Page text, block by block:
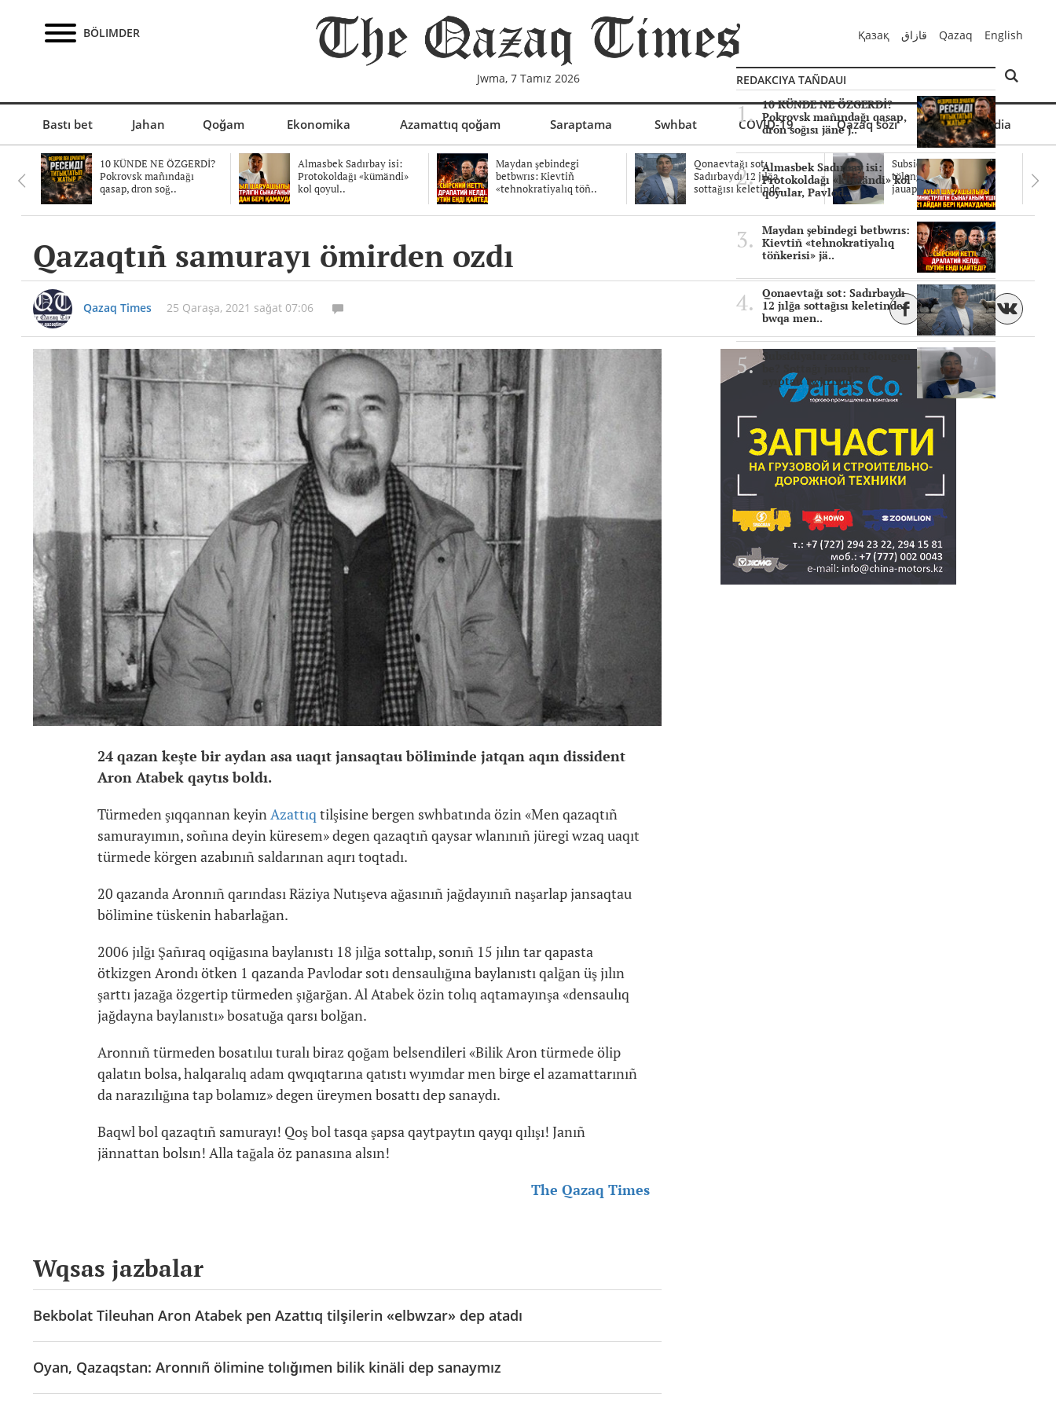
BÖLIMDER
Jwma, 7 Tamız 2026
Қазақ قازاق Qazaq English
Bastı bet Jahan Qoğam Ekonomika Azamattıq qoğam Saraptama Swhbat COVID-19 Qazaq sözi Mul'timedia
10 KÜNDE NE ÖZGERDİ?
Pokrovsk mañındağı
qasap, dron soğ..
Almasbek Sadırbay isi:
Protokoldağı «kümändi»
kol qoyul..
Maydan şebindegi
betbwrıs: Kievtiñ
«tehnokratiyalıq töñ..
Qonaevtağı sot:
Sadırbaydı 12 jılğa
sottağısı keletinde..
Subsidiyalar zañdı
tölengen be? Sottağı
jauaptar ayıpta..
Qazaqtıñ samurayı ömirden ozdı
Qazaq Times 25 Qaraşa, 2021 sağat 07:06
24 qazan keşte bir aydan asa uaqıt jansaqtau böliminde jatqan aqın dissident
Aron Atabek qaytıs boldı.
Türmeden şıqqannan keyinAzattıq tilşisine bergen swhbatında özin «Men qazaqtıñ
samurayımın, soñına deyin küresem» degen qazaqtıñ qaysar wlanınıñ jüregi wzaq uaqıt
türmede körgen azabınıñ saldarınan aqırı toqtadı.
20 qazanda Aronnıñ qarındası Räziya Nutışeva ağasınıñ jağdayınıñ naşarlap jansaqtau
bölimine tüskenin habarlağan.
2006 jılğı Şañıraq oqiğasına baylanıstı 18 jılğa sottalıp, sonıñ 15 jılın tar qapasta
ötkizgen Arondı ötken 1 qazanda Pavlodar sotı densaulığına baylanıstı qalğan üş jılın
şarttı jazağa özgertip türmeden şığarğan. Al Atabek özin tolıq aqtamayınşa «densaulıq
jağdayna baylanıstı» bosatuğa qarsı bolğan.
Aronnıñ türmeden bosatıluı turalı biraz qoğam belsendileri «Bilik Aron türmede ölip
qalatın bolsa, halqaralıq adam qwqıqtarına qatıstı wyımdar men birge el azamattarınıñ
da narazılığına tap bolamız» degen üreymen bosattı dep sanaydı.
Baqwl bol qazaqtıñ samurayı! Qoş bol tasqa şapsa qaytpaytın qayqı qılışı! Janıñ
jännattan bolsın! Alla tağala öz panasına alsın!
The Qazaq Times
Wqsas jazbalar
Bekbolat Tileuhan Aron Atabek pen Azattıq tilşilerin «elbwzar» dep atadı
Oyan, Qazaqstan: Aronnıñ ölimine tolığımen bilik kinäli dep sanaymız
REDAKCIYA TAÑDAUI
10 KÜNDE NE ÖZGERDİ?
Pokrovsk mañındağı qasap,
dron soğısı jäne j..
Almasbek Sadırbay isi:
Protokoldağı «kümändi» kol
qoyular, Pavlod..
Maydan şebindegi betbwrıs:
Kievtiñ «tehnokratiyalıq
töñkerisi» jä..
Qonaevtağı sot: Sadırbaydı
12 jılğa sottağısı keletinder
bwqa men..
Subsidiyalar zañdı tölengen
ayıptau twjırımd..